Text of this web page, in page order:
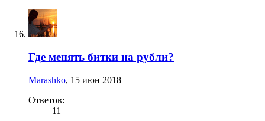
Где менять битки на рубли?
Marashko, 15 июн 2018
Ответов:
11